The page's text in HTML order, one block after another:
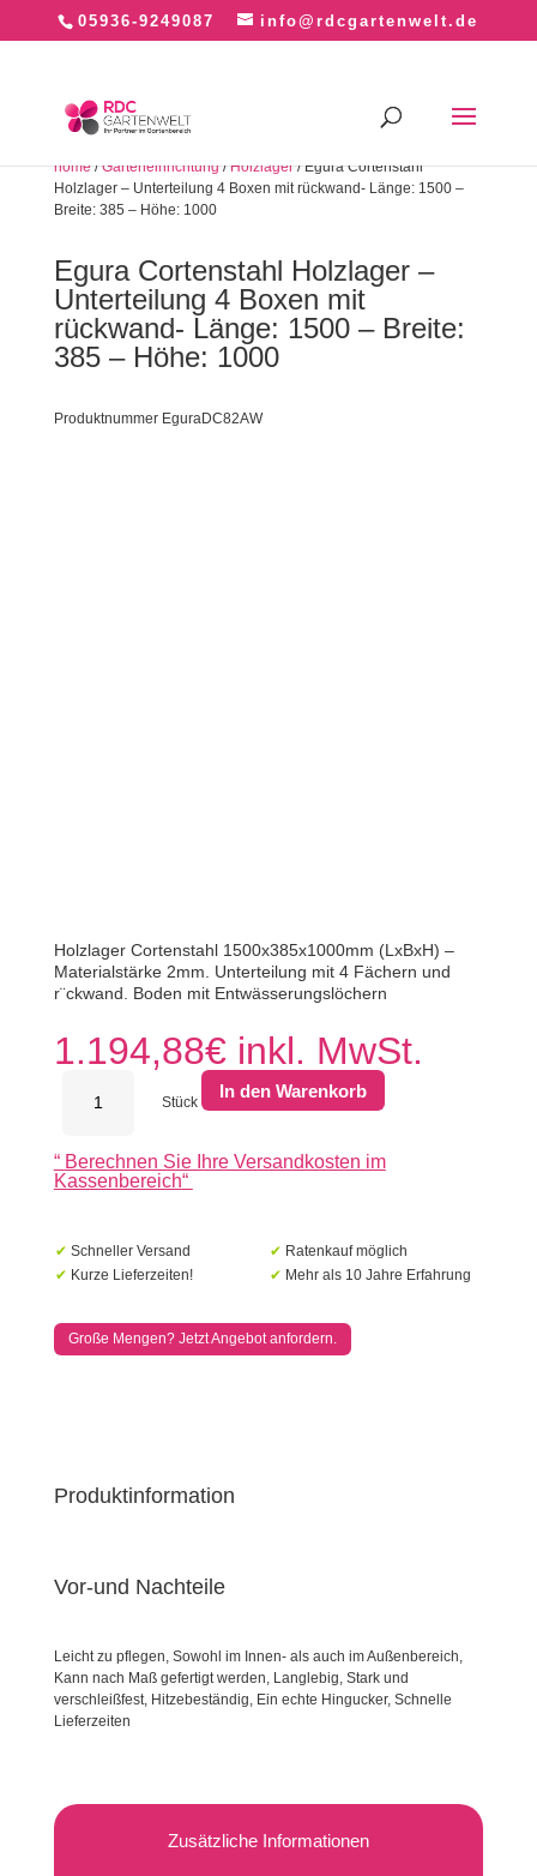
05936-9249087 info@rdcgartenwelt.de
home/Garteneinrichtung/Holzlager/ Egura Cortenstahl
Holzlager – Unterteilung 4 Boxen mit rückwand- Länge: 1500 –
Breite: 385 – Höhe: 1000
Egura Cortenstahl Holzlager –
Unterteilung 4 Boxen mit
rückwand- Länge: 1500 – Breite:
385 – Höhe: 1000
Produktnummer EguraDC82AW
Holzlager Cortenstahl 1500x385x1000mm (LxBxH) –
Materialstärke 2mm. Unterteilung mit 4 Fächern und
r¨ckwand. Boden mit Entwässerungslöchern
1.194,88€ inkl. MwSt.
Cortenstahl
Unterteilung
4
rückwand-
Länge:
Breite:
385
Stück
In den Warenkorb
“ Berechnen Sie Ihre Versandkosten im
Kassenbereich“
✔ Schneller Versand ✔ Ratenkauf möglich
✔ Kurze Lieferzeiten! ✔ Mehr als 10 Jahre Erfahrung
Große Mengen? Jetzt Angebot anfordern.
Produktinformation
Vor-und Nachteile
Leicht zu pflegen, Sowohl im Innen- als auch im Außenbereich,
Kann nach Maß gefertigt werden, Langlebig, Stark und
verschleißfest, Hitzebeständig, Ein echte Hingucker, Schnelle
Lieferzeiten
Zusätzliche Informationen